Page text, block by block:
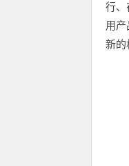
行、
用
新的